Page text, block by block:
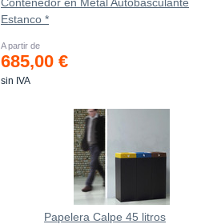
Estanco *
A partir de
685,00 €
sin IVA
Papelera Calpe 45 litros